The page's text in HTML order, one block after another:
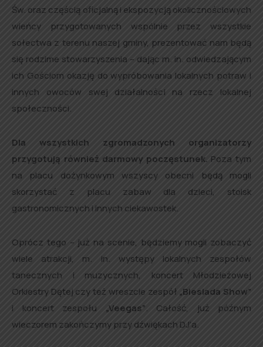
Św. oraz częścią oficjalną i ekspozycją okolicznościowych
wieńcy przygotowanych wspólnie przez wszystkie
sołectwa z terenu naszej gminy, prezentować nam będą
się rodzime stowarzyszenia – dając m. in. odwiedzającym
ich Gościom okazję do wypróbowania lokalnych potraw i
innych owoców swej działalności na rzecz lokalnej
społeczności.
Dla wszystkich zgromadzonych organizatorzy
przygotują również darmowy poczęstunek. Poza tym
na placu dożynkowym wszyscy obecni będą mogli
skorzystać z placu zabaw dla dzieci, stoisk
gastronomicznych i innych ciekawostek.
Oprócz tego – już na scenie, będziemy mogli zobaczyć
wiele atrakcji, m. in. występy lokalnych zespołów
tanecznych i muzycznych, koncert Młodzieżowej
Orkiestry Dętej czy też wreszcie zespół „Biesiada Show”
i koncert zespołu „Veegas”. Całość, już późnym
wieczorem zakończymy przy dźwiękach DJ’a.